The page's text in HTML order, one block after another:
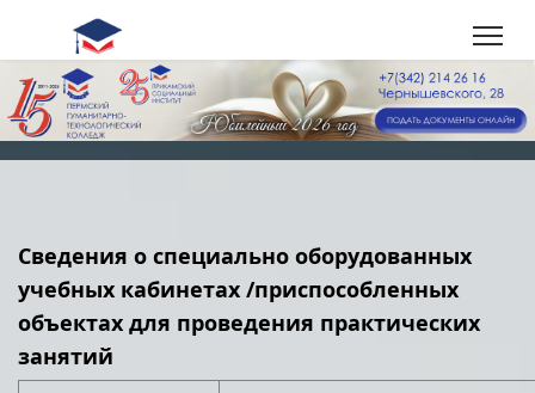
Сведения о специально оборудованных
учебных кабинетах /приспособленных
объектах для проведения практических
занятий